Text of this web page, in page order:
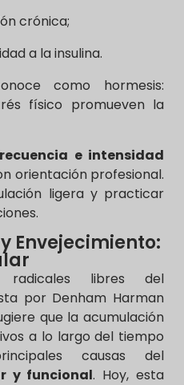
crónica;
a la insulina.
como hormesis:
físico promueven la
e intensidad
orientación profesional.
ligera y practicar
Envejecimiento:
libres del
por Denham Harman
que la acumulación
a lo largo del tiempo
causas del
y funcional. Hoy, esta